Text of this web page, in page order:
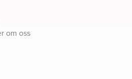
om oss